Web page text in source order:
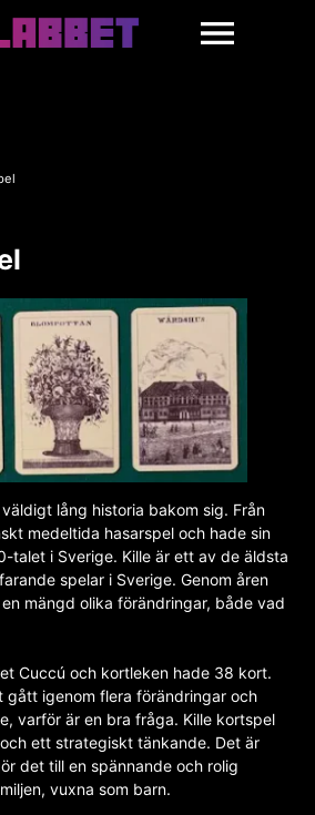
lång historia bakom sig. Från
medeltida hasarspel och hade sin
talet i Sverige. Kille är ett av de äldsta
spelar i Sverige. Genom åren
mängd olika förändringar, både vad
Cuccú och kortleken hade 38 kort.
gått igenom flera förändringar och
varför är en bra fråga. Kille kortspel
ett strategiskt tänkande. Det är
det till en spännande och rolig
vuxna som barn.